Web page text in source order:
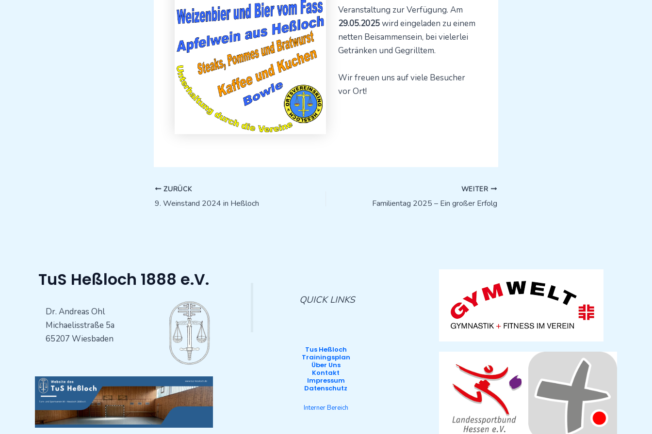
Veranstaltung zur Verfügung. Am
29.05.2025wird eingeladen zu einem
netten Beisammensein, bei vielerlei
Getränken und Gegrilltem.
Wir freuen uns auf viele Besucher
vor Ort!
ZURÜCK
9. Weinstand 2024 in Heßloch
WEITER
Familientag 2025 – Ein großer Erfolg
TuS Heßloch 1888 e.V.
Dr. Andreas Ohl
Michaelisstraße 5a
65207 Wiesbaden
QUICK LINKS
Tus Heßloch
Trainingsplan
Über Uns
Kontakt
Impressum
Datenschutz
Interner Bereich